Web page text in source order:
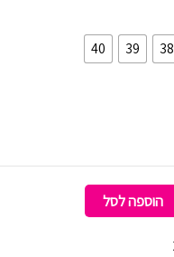
38
39
40
הוספה לסל